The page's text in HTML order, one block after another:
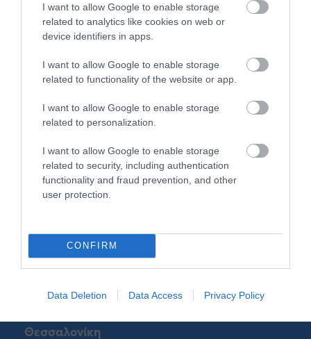
I want to allow Google to enable storage
related to analytics like cookies on web or
device identifiers in apps.
I want to allow Google to enable storage
related to functionality of the website or app.
I want to allow Google to enable storage
related to personalization.
I want to allow Google to enable storage
related to security, including authentication
functionality and fraud prevention, and other
user protection.
CONFIRM
Data Deletion Data Access Privacy Policy
info@primus.com.gr
Επιδοτούμενα Προγράμματα Ανέργων και
Εργαζομένων
2108547970
info@kekiason.gr
Θεσσαλονίκη